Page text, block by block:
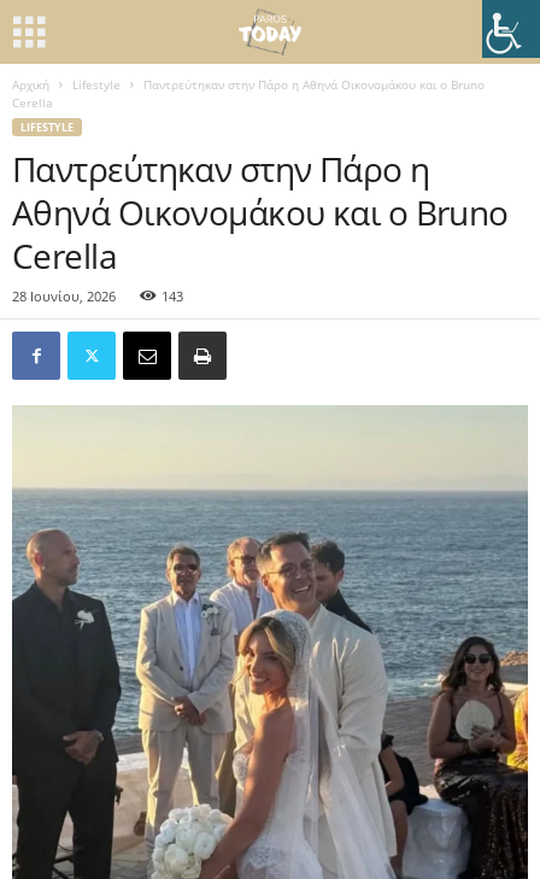
Αρχική Lifestyle
Παντρεύτηκαν στην Πάρο η Αθηνά Οικονομάκου και ο Bruno
Cerella
LIFESTYLE
Παντρεύτηκαν στην Πάρο η
Αθηνά Οικονομάκου και ο Bruno
Cerella
28 Ιουνίου, 2026 143